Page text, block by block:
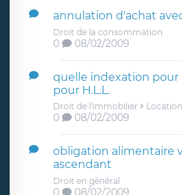
annulation d'achat
Droit de la consommation
0 08/02/2009
quelle indexation pour
pour H.L.L.
Droit de l'immobilier
0 08/02/2009
obligation alimentaire
ascendant
Droit en général
0 08/02/2009